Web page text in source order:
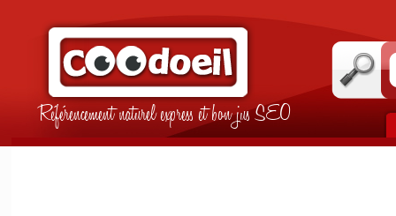
Référencement naturel express et bon jus SEO